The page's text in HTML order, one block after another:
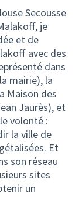
Secousse
je
et de
avec des
dans
mairie), la
Maison des
Jaurès), et
volonté :
la ville de
Et
son réseau
sites
un